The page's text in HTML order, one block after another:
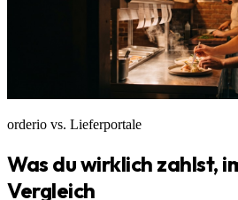
orderio vs. Lieferportale
Was du wirklich zahlst,
Vergleich